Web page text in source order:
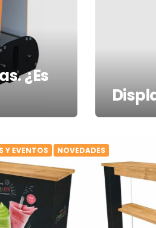
¿Es
Y EVENTOS NOVEDADES